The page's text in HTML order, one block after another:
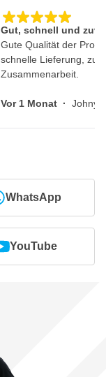
Gut, schnell und
Gute Qualität der
schnelle Lieferung,
Zusammenarbeit.
Vor 1 Monat · Johny,
WhatsApp
YouTube